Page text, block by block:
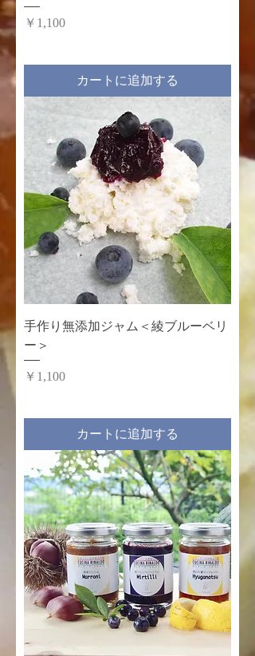
価格
￥1,100
カートに追加する
手作り無添加ジャム＜綾ブルーベリ
ー＞
価格
￥1,100
カートに追加する